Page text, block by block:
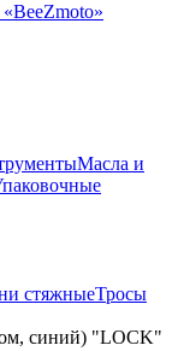
«BeeZmoto»
Масла и
стяжныеТросы
синий) "LOCK"